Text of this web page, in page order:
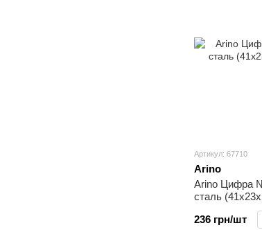
Артикул: 67710
Arino
Arino Цифра
сталь
236 грн/шт